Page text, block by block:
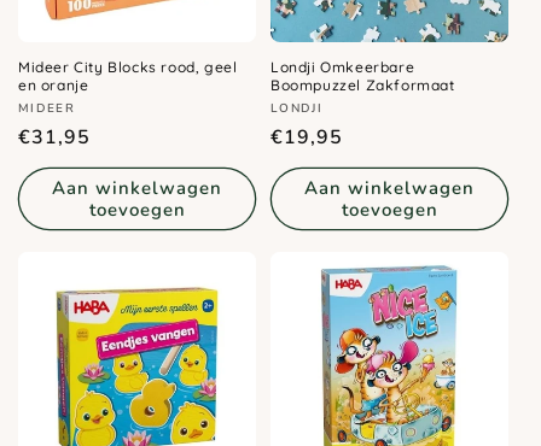
Mideer City Blocks rood, geel
en oranje
Verkoper:
MIDEER
Normale
prijs
€31,95
Aan winkelwagen
toevoegen
Londji Omkeerbare
Boompuzzel Zakformaat
Verkoper:
LONDJI
Normale
prijs
€19,95
Aan winkelwagen
toevoegen